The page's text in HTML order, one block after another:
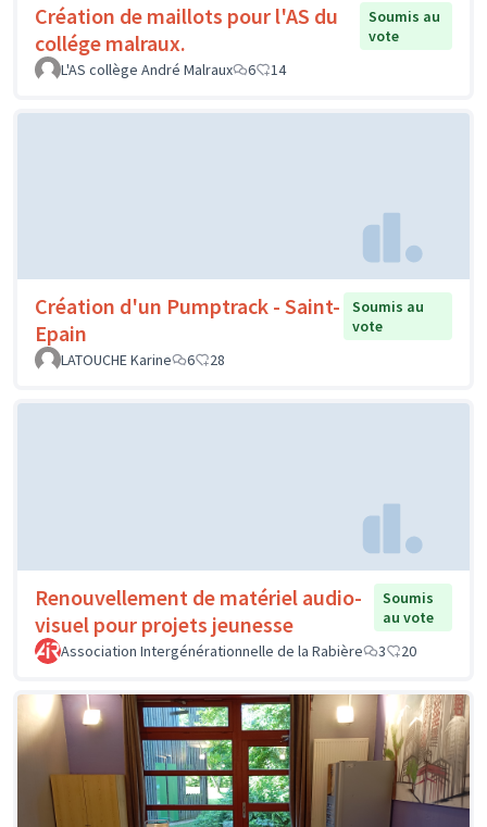
Création de maillots pour l'AS du
collége malraux.
Soumis au
vote
L'AS collège André Malraux
6 14
Création d'un Pumptrack - Saint-
Epain
Soumis au
vote
LATOUCHE Karine
6 28
Renouvellement de matériel audio-
visuel pour projets jeunesse
Soumis
au vote
Association Intergénérationnelle de la Rabière
3 20